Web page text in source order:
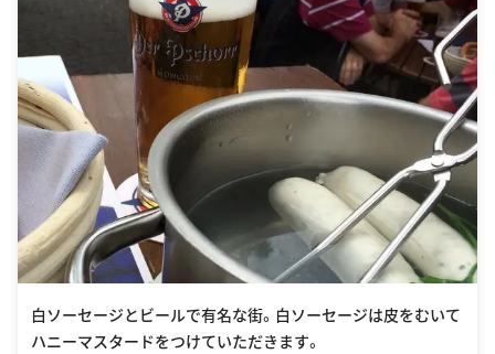
白ソーセージとビールで有名な街。白ソーセージは皮をむいて
ハニーマスタードをつけていただきます。